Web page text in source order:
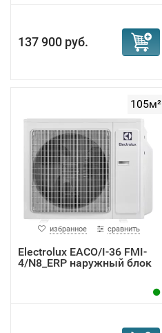
137 900 руб.
105м²
избранное сравнить
Electrolux EACO/I-36 FMI-
4/N8_ERP наружный блок